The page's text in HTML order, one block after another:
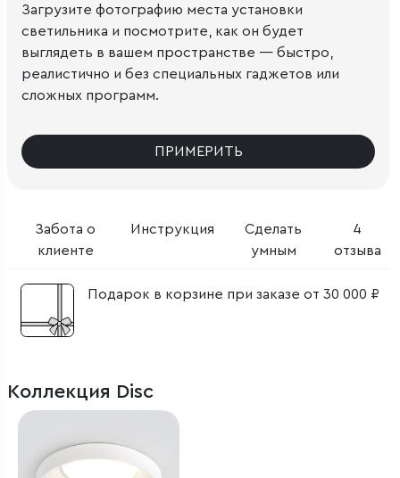
Забота о
клиенте
Инструкция
Сделать
умным
4
отзыва
Подарок в корзине при заказе от 30 000 ₽
Загрузите фотографию места установки
светильника и посмотрите, как он будет
выглядеть в вашем пространстве — быстро,
реалистично и без специальных гаджетов или
сложных программ.
ПРИМЕРИТЬ
Коллекция Disc